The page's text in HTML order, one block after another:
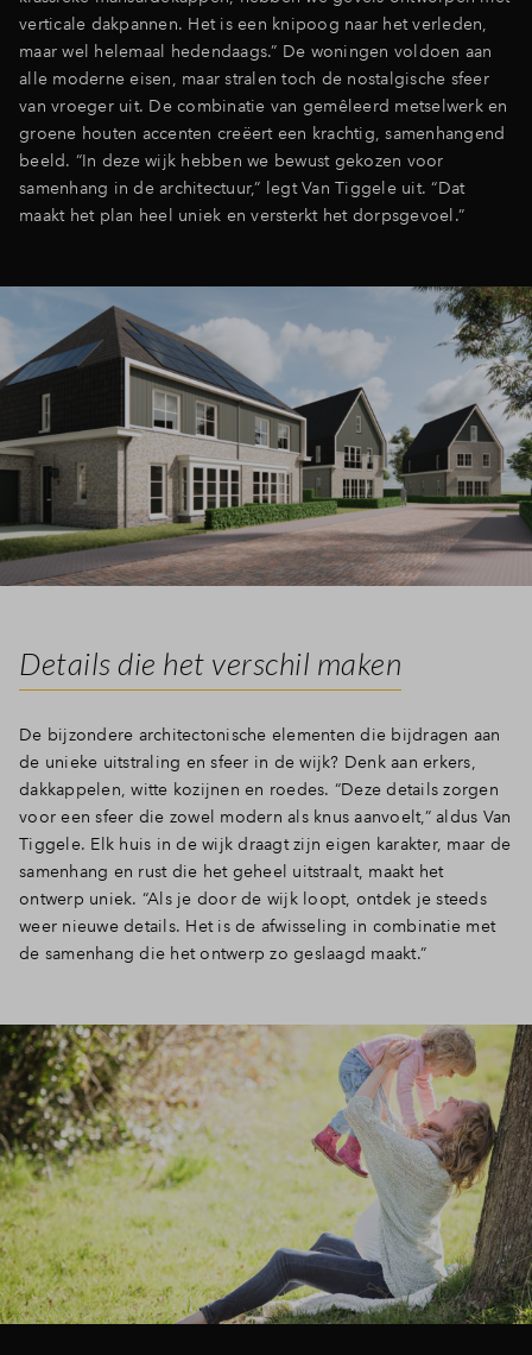
verticale dakpannen. Het is een knipoog naar het verleden,
maar wel helemaal hedendaags.” De woningen voldoen aan
alle moderne eisen, maar stralen toch de nostalgische sfeer
van vroeger uit. De combinatie van gemêleerd metselwerk en
groene houten accenten creëert een krachtig, samenhangend
beeld. “In deze wijk hebben we bewust gekozen voor
samenhang in de architectuur,” legt Van Tiggele uit. “Dat
maakt het plan heel uniek en versterkt het dorpsgevoel.”
Details die het verschil maken
De bijzondere architectonische elementen die bijdragen aan
de unieke uitstraling en sfeer in de wijk? Denk aan erkers,
dakkappelen, witte kozijnen en roedes. “Deze details zorgen
voor een sfeer die zowel modern als knus aanvoelt,” aldus Van
Tiggele. Elk huis in de wijk draagt zijn eigen karakter, maar de
samenhang en rust die het geheel uitstraalt, maakt het
ontwerp uniek. “Als je door de wijk loopt, ontdek je steeds
weer nieuwe details. Het is de afwisseling in combinatie met
de samenhang die het ontwerp zo geslaagd maakt.”